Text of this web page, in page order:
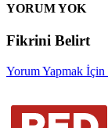
YORUM YOK
Fikrini Belirt
Yorum Yapmak İçin